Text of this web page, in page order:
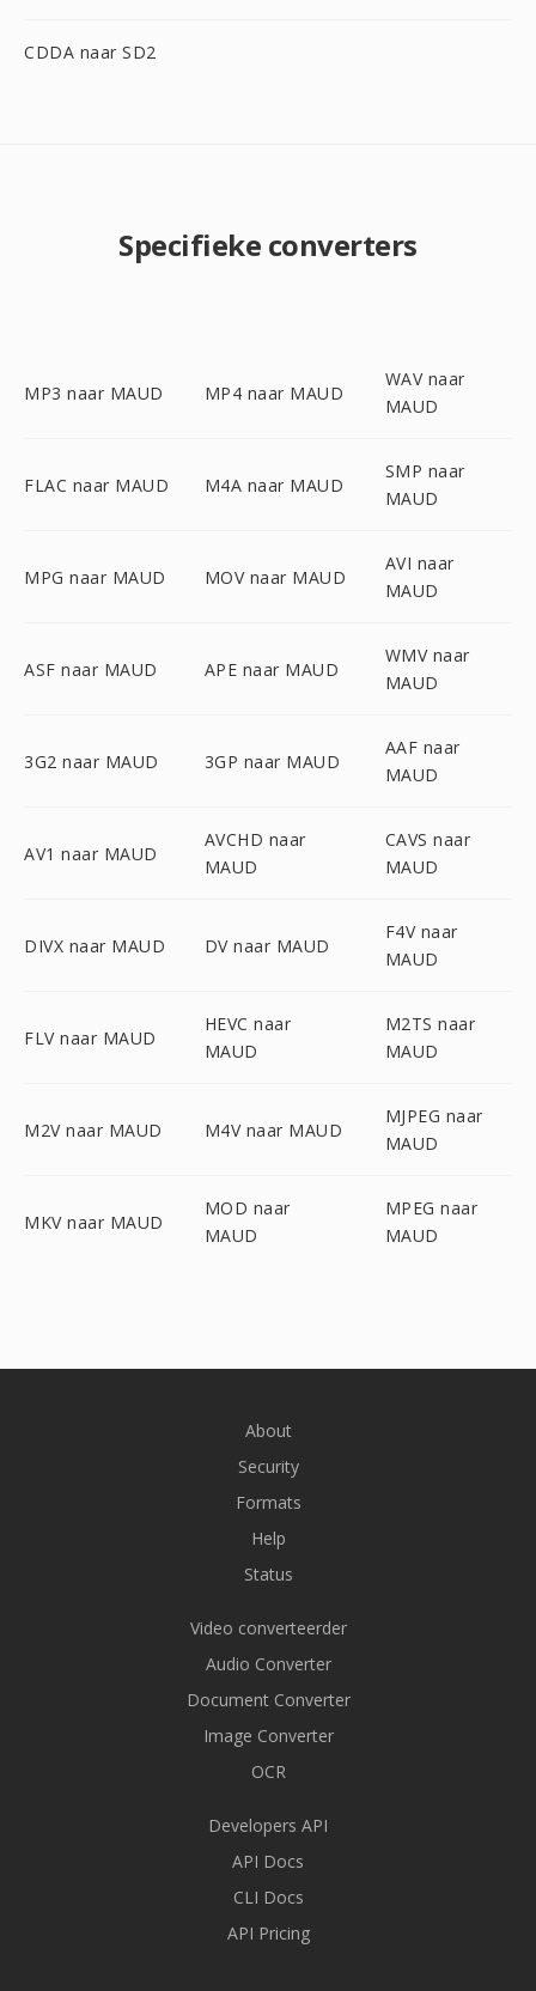
CDDA naar SD2
Specifieke converters
MP3 naar MAUD MP4 naar MAUD
WAV naar
MAUD
FLAC naar MAUD M4A naar MAUD
SMP naar
MAUD
MPG naar MAUD MOV naar MAUD
AVI naar
MAUD
ASF naar MAUD APE naar MAUD
WMV naar
MAUD
3G2 naar MAUD 3GP naar MAUD
AAF naar
MAUD
AV1 naar MAUD
AVCHD naar
MAUD
CAVS naar
MAUD
DIVX naar MAUD DV naar MAUD
F4V naar
MAUD
FLV naar MAUD
HEVC naar
MAUD
M2TS naar
MAUD
M2V naar MAUD M4V naar MAUD
MJPEG naar
MAUD
MKV naar MAUD
MOD naar
MAUD
MPEG naar
MAUD
About
Security
Formats
Help
Status
Video converteerder
Audio Converter
Document Converter
Image Converter
OCR
Developers API
API Docs
CLI Docs
API Pricing